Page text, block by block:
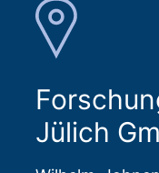
Jülich